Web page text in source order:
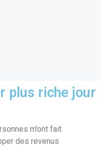
plus riche jour
m’ont fait
des revenus